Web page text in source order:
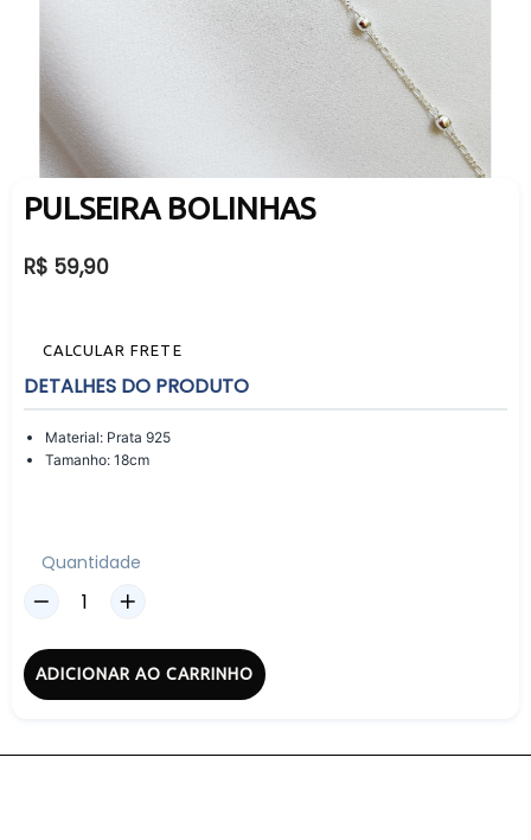
PULSEIRA BOLINHAS
Preço
R$ 59,90
CALCULAR FRETE
DETALHES DO PRODUTO
Material: Prata 925
Tamanho: 18cm
Quantidade
ADICIONAR AO CARRINHO